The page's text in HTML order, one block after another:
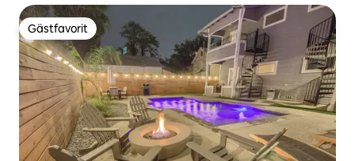
Gästfavorit
Gästfavorit